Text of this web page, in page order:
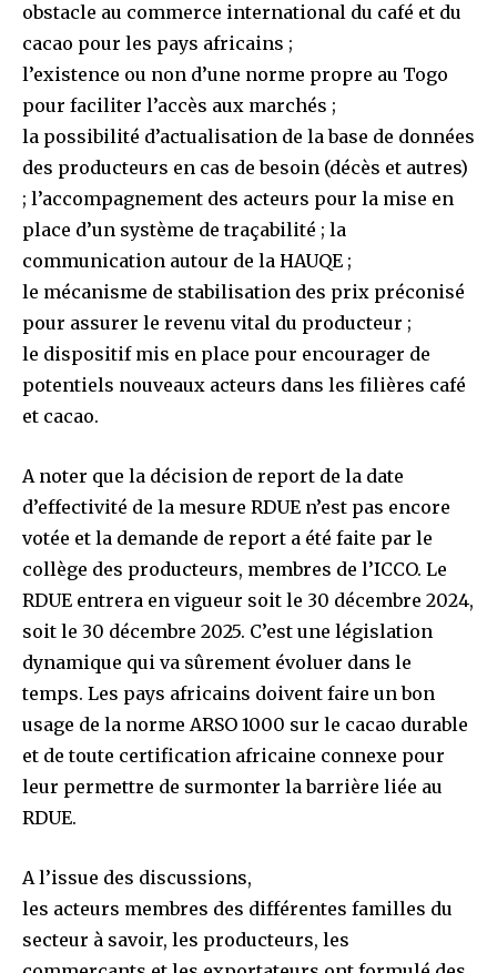
obstacle au commerce international du café et du
cacao pour les pays africains ;
l’existence ou non d’une norme propre au Togo
pour faciliter l’accès aux marchés ;
la possibilité d’actualisation de la base de données
des producteurs en cas de besoin (décès et autres)
; l’accompagnement des acteurs pour la mise en
place d’un système de traçabilité ; la
communication autour de la HAUQE ;
le mécanisme de stabilisation des prix préconisé
pour assurer le revenu vital du producteur ;
le dispositif mis en place pour encourager de
potentiels nouveaux acteurs dans les filières café
et cacao.
A noter que la décision de report de la date
d’effectivité de la mesure RDUE n’est pas encore
votée et la demande de report a été faite par le
collège des producteurs, membres de l’ICCO. Le
RDUE entrera en vigueur soit le 30 décembre 2024,
soit le 30 décembre 2025. C’est une législation
dynamique qui va sûrement évoluer dans le
temps. Les pays africains doivent faire un bon
usage de la norme ARSO 1000 sur le cacao durable
et de toute certification africaine connexe pour
leur permettre de surmonter la barrière liée au
RDUE.
A l’issue des discussions,
les acteurs membres des différentes familles du
secteur à savoir, les producteurs, les